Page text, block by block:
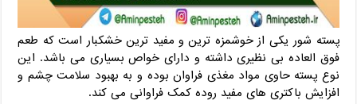
پسته شور یکی از خوشمزه ترین و مفید ترین خشکبار است که طعم
فوق العاده بی نظیری داشته و دارای خواص بسیاری می باشد. این
نوع پسته حاوی مواد مغذی فراوان بوده و به بهبود سلامت چشم و
افزایش باکتری های مفید روده کمک فراوانی می کند.